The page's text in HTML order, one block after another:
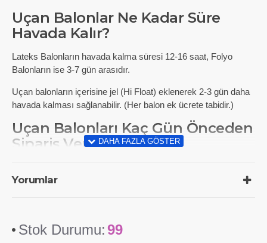
Uçan Balonlar Ne Kadar Süre
Havada Kalır?
Lateks Balonların havada kalma süresi 12-16 saat, Folyo
Balonların ise 3-7 gün arasıdır.
Uçan balonların içerisine jel (Hi Float) eklenerek 2-3 gün daha
havada kalması sağlanabilir. (Her balon ek ücrete tabidir.)
Uçan Balonları Kaç Gün Önceden
Sipariş Vermeliyim?
Yorumlar
Stok Durumu:99